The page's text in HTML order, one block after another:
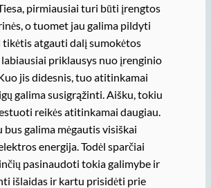
pirmiausiai turi būti įrengtos
o tuomet jau galima pildyti
tikėtis atgauti dalį sumokėtos
priklausys nuo įrenginio
jis didesnis, tuo atitinkamai
galima susigrąžinti. Aišku, tokiu
reikės atitinkamai daugiau.
bus galima mėgautis visiškai
energija. Todėl sparčiai
pasinaudoti tokia galimybe ir
išlaidas ir kartu prisidėti prie